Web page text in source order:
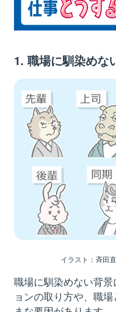
1.3. 職場に苦手
1.4. コミュニケ
2.1. 自分から声
2.2. 仕事だと割
2.3. ポジティ
2.4. 会社の人と
2.5. 親しい友人
2.6. 部署異動を
2.7. 改善が難し
3. 職場に馴染むために
3.1. 不寛容な態
3.2. 自分のやり
3.4. ネガティ
3.5. 周囲の目や
4. 職場に馴染めないこ
1. 職場に馴染めな
イラスト：斉田
職場に馴染めない背
ョンの取り方や、職